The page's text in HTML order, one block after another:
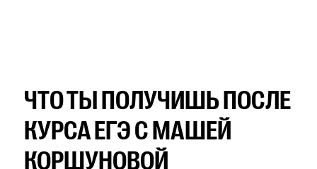
ЧТО ТЫ ПОЛУЧИШЬ ПОСЛЕ
КУРСА ЕГЭ С МАШЕЙ
КОРШУНОВОЙ